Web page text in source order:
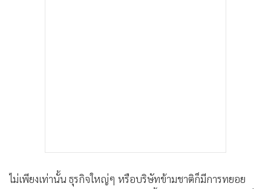
ไม่เพียงเท่านั้น ธุรกิจใหญ่ๆ หรือบริษัทข้ามชาติก็มีการทยอย